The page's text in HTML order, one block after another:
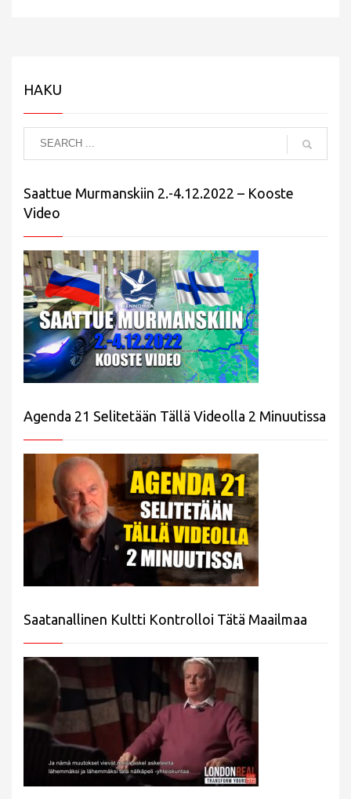
HAKU
Saattue Murmanskiin 2.-4.12.2022 – Kooste
Video
Agenda 21 Selitetään Tällä Videolla 2 Minuutissa
Saatanallinen Kultti Kontrolloi Tätä Maailmaa